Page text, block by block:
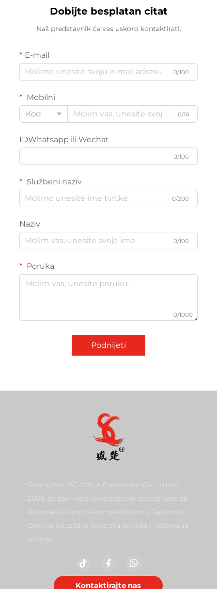
Dobijte besplatan citat
Naš predstavnik će vas uskoro kontaktirati.
E-mail
0/100
Mobilni
Kod
0/16
IDWhatsapp ili Wechat
0/100
Službeni naziv
0/200
Naziv
0/100
Poruka
0/1000
Podnijeti
Guangzhou SC Office Equipment Co., Ltd od
2009. se bavi visokokvalitetnom potrošnjom za
štampalice i kopire kompatibilnim s Japanom.
Otkrijte pouzdana tonerska kartuša i rješenja za
slikanje.
Kontaktirajte nas